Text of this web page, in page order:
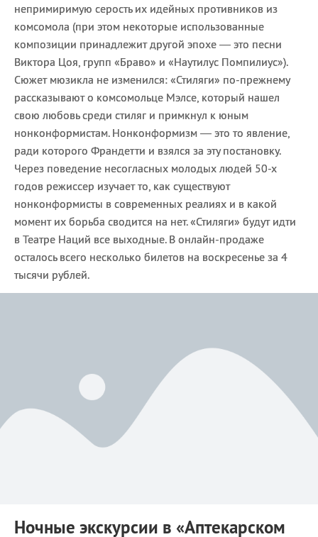
непримиримую серость их идейных противников из
комсомола (при этом некоторые использованные
композиции принадлежит другой эпохе — это песни
Виктора Цоя, групп «Браво» и «Наутилус Помпилиус»).
Сюжет мюзикла не изменился: «Стиляги» по-прежнему
рассказывают о комсомольце Мэлсе, который нашел
свою любовь среди стиляг и примкнул к юным
нонконформистам. Нонконформизм — это то явление,
ради которого Франдетти и взялся за эту постановку.
Через поведение несогласных молодых людей 50-х
годов режиссер изучает то, как существуют
нонконформисты в современных реалиях и в какой
момент их борьба сводится на нет. «Стиляги» будут идти
в Театре Наций все выходные. В онлайн-продаже
осталось всего несколько билетов на воскресенье за 4
тысячи рублей.
Ночные экскурсии в «Аптекарском